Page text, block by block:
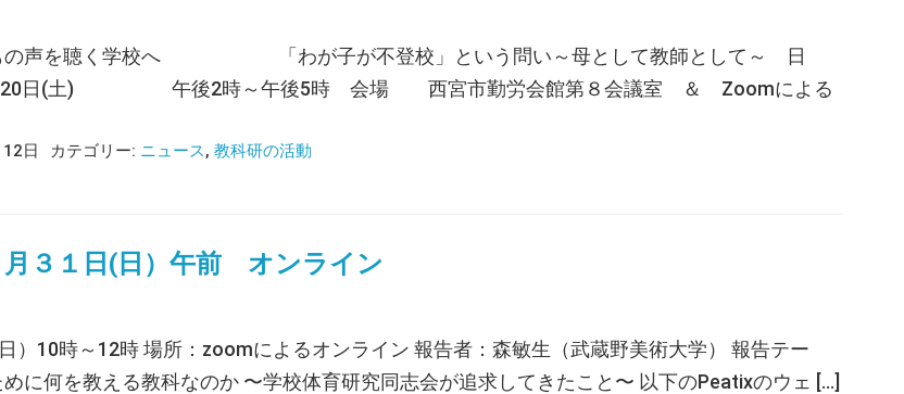
声を聴く学校へ 「わが子が不登校」という問い～母として教師として～ 日
日(土) 午後2時～午後5時 会場 西宮市勤労会館第８会議室 ＆ Zoomによる
日 カテゴリー: ニュース, 教科研の活動
月３１日(日）午前 オンライン
）10時～12時 場所：zoomによるオンライン 報告者：森敏生（武蔵野美術大学） 報告テー
に何を教える教科なのか 〜学校体育研究同志会が追求してきたこと〜 以下のPeatixのウェ […]